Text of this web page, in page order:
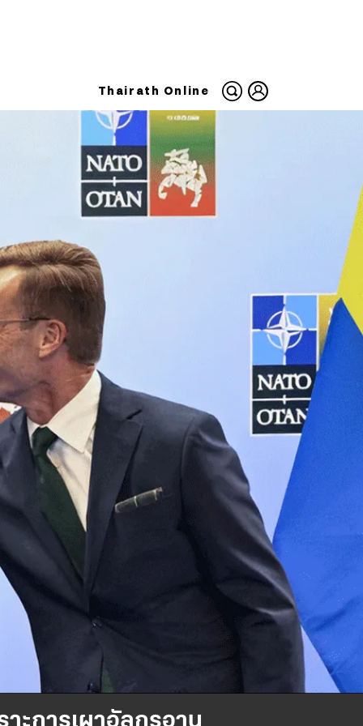
Thairath Online